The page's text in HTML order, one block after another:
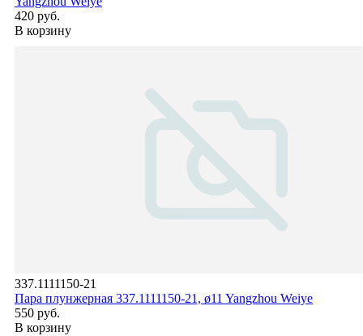
420 руб.
В корзину
337.1111150-21
Пара плунжерная 337.1111150-21, ø11 Yangzhou Weiye
550 руб.
В корзину